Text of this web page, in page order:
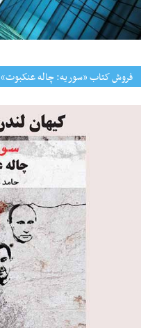
فروش کتاب «سوریه: چاله عنکبوت»